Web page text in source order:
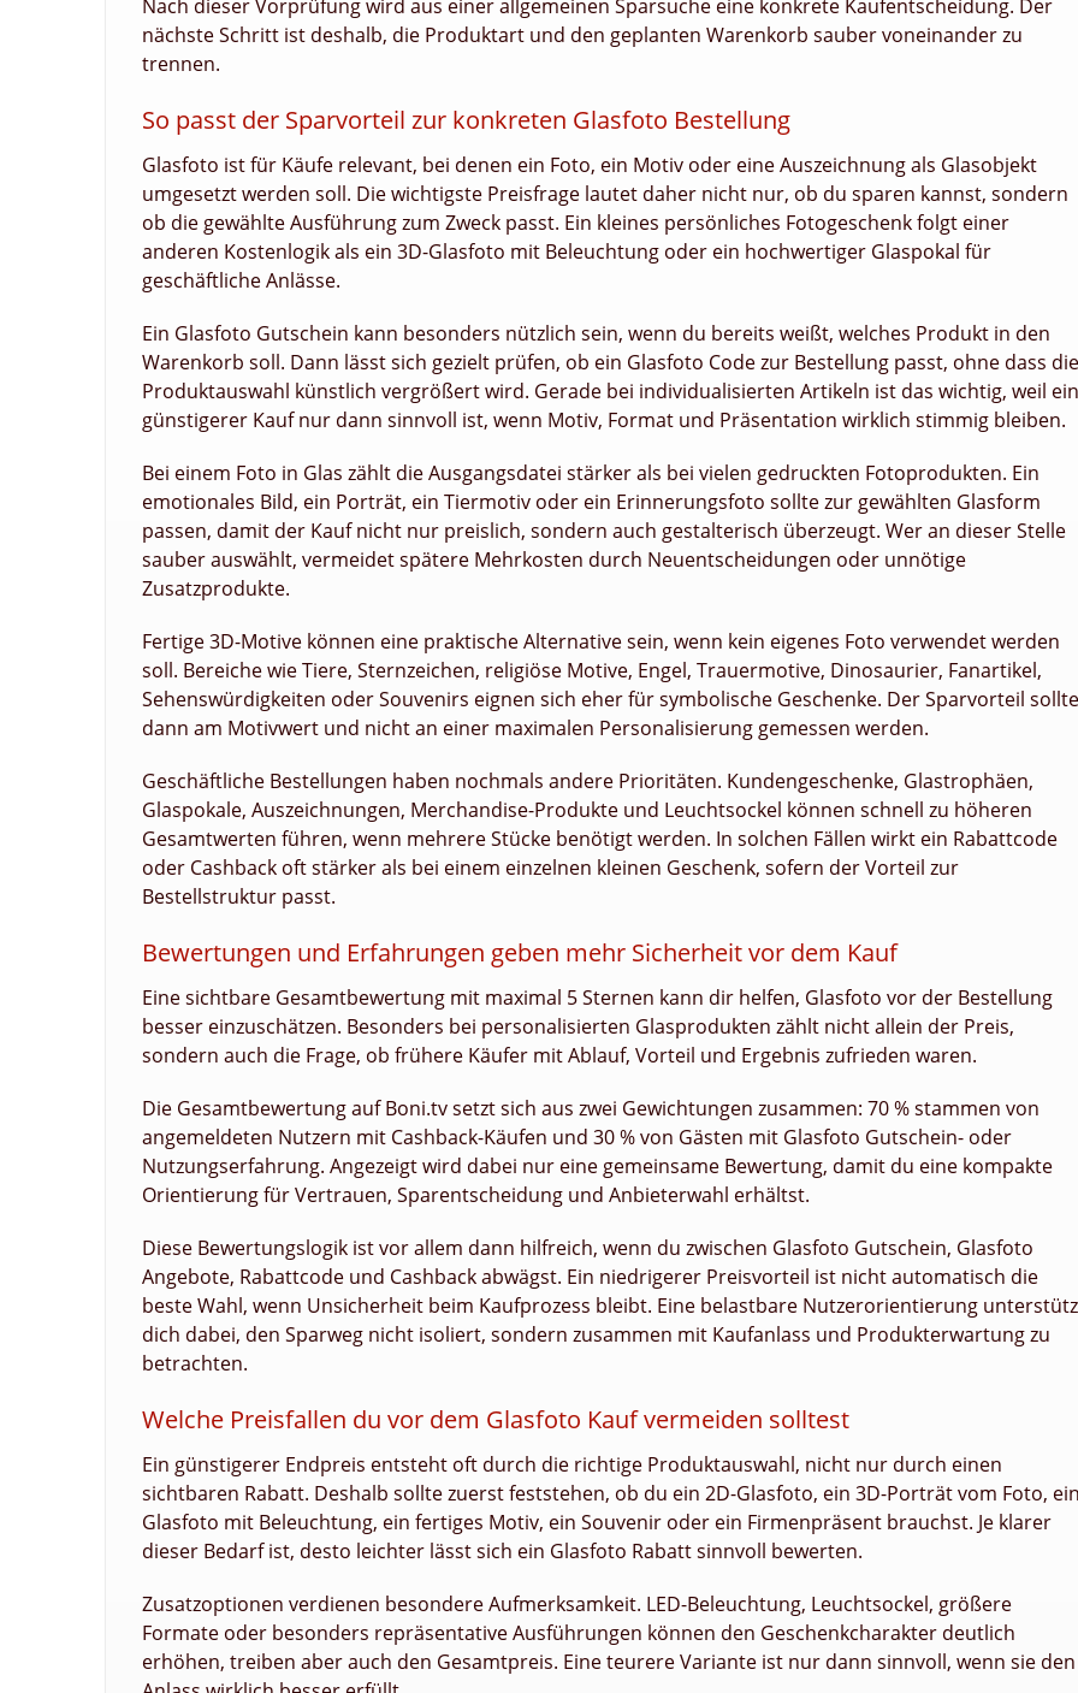
Nach dieser Vorprüfung wird aus einer allgemeinen Sparsuche eine konkrete Kaufentscheidung. Der
nächste Schritt ist deshalb, die Produktart und den geplanten Warenkorb sauber voneinander zu
trennen.
So passt der Sparvorteil zur konkreten Glasfoto Bestellung
Glasfoto ist für Käufe relevant, bei denen ein Foto, ein Motiv oder eine Auszeichnung als Glasobjekt
umgesetzt werden soll. Die wichtigste Preisfrage lautet daher nicht nur, ob du sparen kannst, sondern
ob die gewählte Ausführung zum Zweck passt. Ein kleines persönliches Fotogeschenk folgt einer
anderen Kostenlogik als ein 3D-Glasfoto mit Beleuchtung oder ein hochwertiger Glaspokal für
geschäftliche Anlässe.
Ein Glasfoto Gutschein kann besonders nützlich sein, wenn du bereits weißt, welches Produkt in den
Warenkorb soll. Dann lässt sich gezielt prüfen, ob ein Glasfoto Code zur Bestellung passt, ohne dass die
Produktauswahl künstlich vergrößert wird. Gerade bei individualisierten Artikeln ist das wichtig, weil ein
günstigerer Kauf nur dann sinnvoll ist, wenn Motiv, Format und Präsentation wirklich stimmig bleiben.
Bei einem Foto in Glas zählt die Ausgangsdatei stärker als bei vielen gedruckten Fotoprodukten. Ein
emotionales Bild, ein Porträt, ein Tiermotiv oder ein Erinnerungsfoto sollte zur gewählten Glasform
passen, damit der Kauf nicht nur preislich, sondern auch gestalterisch überzeugt. Wer an dieser Stelle
sauber auswählt, vermeidet spätere Mehrkosten durch Neuentscheidungen oder unnötige
Zusatzprodukte.
Fertige 3D-Motive können eine praktische Alternative sein, wenn kein eigenes Foto verwendet werden
soll. Bereiche wie Tiere, Sternzeichen, religiöse Motive, Engel, Trauermotive, Dinosaurier, Fanartikel,
Sehenswürdigkeiten oder Souvenirs eignen sich eher für symbolische Geschenke. Der Sparvorteil sollte
dann am Motivwert und nicht an einer maximalen Personalisierung gemessen werden.
Geschäftliche Bestellungen haben nochmals andere Prioritäten. Kundengeschenke, Glastrophäen,
Glaspokale, Auszeichnungen, Merchandise-Produkte und Leuchtsockel können schnell zu höheren
Gesamtwerten führen, wenn mehrere Stücke benötigt werden. In solchen Fällen wirkt ein Rabattcode
oder Cashback oft stärker als bei einem einzelnen kleinen Geschenk, sofern der Vorteil zur
Bestellstruktur passt.
Bewertungen und Erfahrungen geben mehr Sicherheit vor dem Kauf
Eine sichtbare Gesamtbewertung mit maximal 5 Sternen kann dir helfen, Glasfoto vor der Bestellung
besser einzuschätzen. Besonders bei personalisierten Glasprodukten zählt nicht allein der Preis,
sondern auch die Frage, ob frühere Käufer mit Ablauf, Vorteil und Ergebnis zufrieden waren.
Die Gesamtbewertung auf Boni.tv setzt sich aus zwei Gewichtungen zusammen: 70 % stammen von
angemeldeten Nutzern mit Cashback-Käufen und 30 % von Gästen mit Glasfoto Gutschein- oder
Nutzungserfahrung. Angezeigt wird dabei nur eine gemeinsame Bewertung, damit du eine kompakte
Orientierung für Vertrauen, Sparentscheidung und Anbieterwahl erhältst.
Diese Bewertungslogik ist vor allem dann hilfreich, wenn du zwischen Glasfoto Gutschein, Glasfoto
Angebote, Rabattcode und Cashback abwägst. Ein niedrigerer Preisvorteil ist nicht automatisch die
beste Wahl, wenn Unsicherheit beim Kaufprozess bleibt. Eine belastbare Nutzerorientierung
dich dabei, den Sparweg nicht isoliert, sondern zusammen mit Kaufanlass und Produkterwartung zu
betrachten.
Welche Preisfallen du vor dem Glasfoto Kauf vermeiden solltest
Ein günstigerer Endpreis entsteht oft durch die richtige Produktauswahl, nicht nur durch einen
sichtbaren Rabatt. Deshalb sollte zuerst feststehen, ob du ein 2D-Glasfoto, ein 3D-Porträt vom Foto,
Glasfoto mit Beleuchtung, ein fertiges Motiv, ein Souvenir oder ein Firmenpräsent brauchst. Je klarer
dieser Bedarf ist, desto leichter lässt sich ein Glasfoto Rabatt sinnvoll bewerten.
Zusatzoptionen verdienen besondere Aufmerksamkeit. LED-Beleuchtung, Leuchtsockel, größere
Formate oder besonders repräsentative Ausführungen können den Geschenkcharakter deutlich
erhöhen, treiben aber auch den Gesamtpreis. Eine teurere Variante ist nur dann sinnvoll, wenn sie den